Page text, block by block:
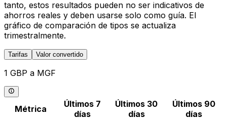
tanto, estos resultados pueden no ser indicativos de
ahorros reales y deben usarse solo como guía. El
gráfico de comparación de tipos se actualiza
trimestralmente.
Tarifas Valor convertido
1 GBP a MGF
Métrica
Últimos 7
días
Últimos 30
días
Últimos 90
días